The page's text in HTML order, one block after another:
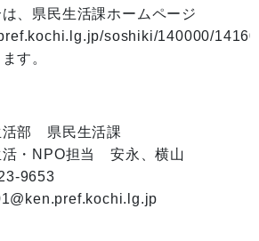
県民生活課ホームページ
soshiki/140000/
す。
部　県民生活課
担当　安永、横山
9653